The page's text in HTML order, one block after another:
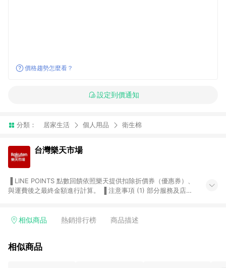
價格趨勢怎麼看？
設定到價通知
分類： 居家生活 個人用品 衛生棉
台灣樂天市場
與運費後之最終金額進行計算。 ▐ 注意事項 (1) 部分服務及店家
Smart mobile、神腦生活、JS巨盛、樂天KOBO電子書，請詳閱
台灣樂天市場，並在同一瀏覽器於24小時內結帳，才享有 LINE
相似商品 熱銷排行榜 商品描述
相似商品